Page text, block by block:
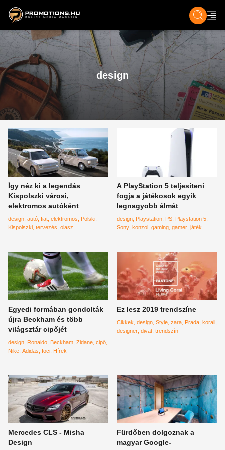
ZENE, FILM & KULT ÉLET TECH &
design
Így néz ki a legendás
Kispolszki városi,
elektromos autóként
design autó fiat elektromos
Polski
Kispolszki tervezés olasz
A PlayStation 5 teljesíteni
fogja a játékosok egyik
legnagyobb álmát
design Playstation PS Playstation 5
Sony konzol gaming gamer játék
Egyedi formában gondolták
újra Beckham és több
világsztár cipőjét
design Ronaldo Beckham Zidane cipő
Nike Adidas foci Hírek
Ez lesz 2019 trendszíne
Cikkek design Style zara Prada korall
designer divat trendszín
Mercedes CLS - Misha
Design
Fürdőben dolgoznak a
magyar Google-